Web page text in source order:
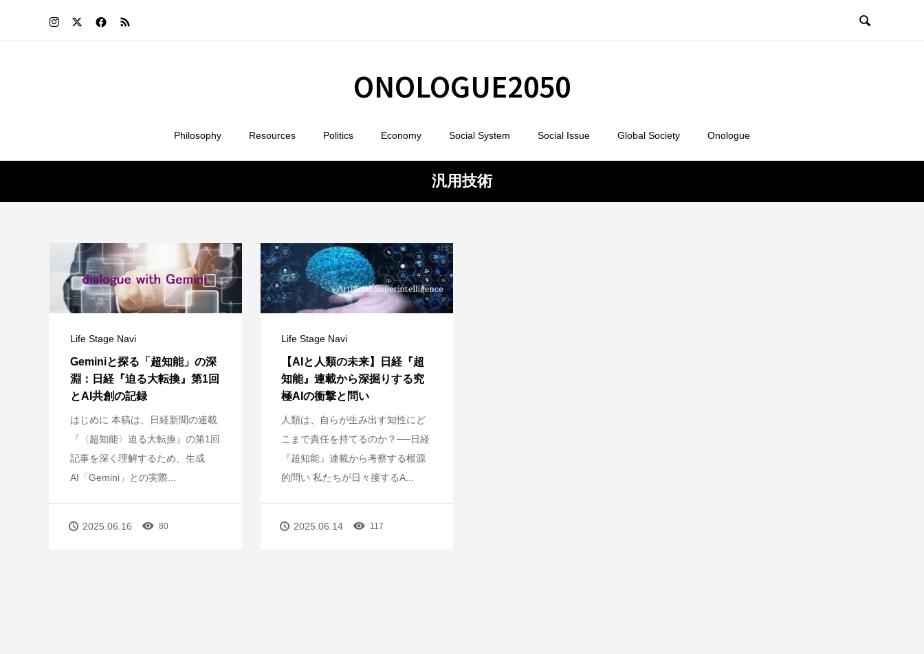

ONOLOGUE2050
Philosophy Resources Politics Economy Social System Social Issue Global Society Onologue
汎用技術
Life Stage Navi
Geminiと探る「超知能」の深
淵：日経『迫る大転換』第1回
とAI共創の記録
はじめに 本稿は、日経新聞の連載
『〈超知能〉迫る大転換』の第1回
記事を深く理解するため、生成
AI「Gemini」との実際...
2025.06.16 80
Life Stage Navi
【AIと人類の未来】日経『超
知能』連載から深掘りする究
極AIの衝撃と問い
人類は、自らが生み出す知性にど
こまで責任を持てるのか？──日経
『超知能』連載から考察する根源
的問い 私たちが日々接するA...
2025.06.14 117